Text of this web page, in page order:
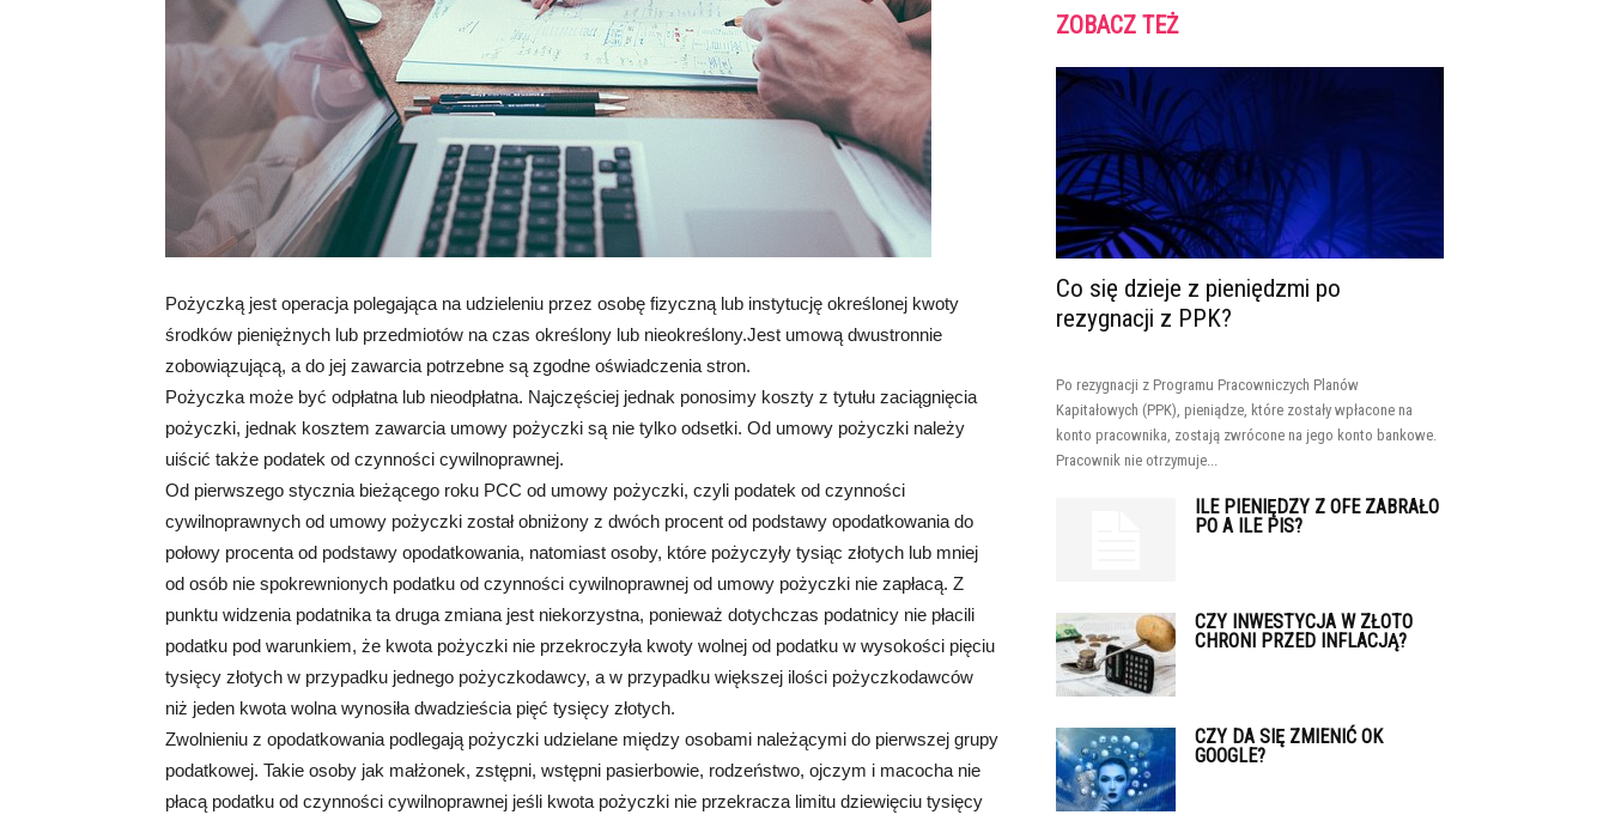
Pożyczką jest operacja polegająca na udzieleniu przez osobę fizyczną lub instytucję określonej kwoty
środków pieniężnych lub przedmiotów na czas określony lub nieokreślony.Jest umową dwustronnie
zobowiązującą, a do jej zawarcia potrzebne są zgodne oświadczenia stron.
Pożyczka może być odpłatna lub nieodpłatna. Najczęściej jednak ponosimy koszty z tytułu zaciągnięcia
pożyczki, jednak kosztem zawarcia umowy pożyczki są nie tylko odsetki. Od umowy pożyczki należy
uiścić także podatek od czynności cywilnoprawnej.
Od pierwszego stycznia bieżącego roku PCC od umowy pożyczki, czyli podatek od czynności
cywilnoprawnych od umowy pożyczki został obniżony z dwóch procent od podstawy opodatkowania do
połowy procenta od podstawy opodatkowania, natomiast osoby, które pożyczyły tysiąc złotych lub mniej
od osób nie spokrewnionych podatku od czynności cywilnoprawnej od umowy pożyczki nie zapłacą. Z
punktu widzenia podatnika ta druga zmiana jest niekorzystna, ponieważ dotychczas podatnicy nie płacili
podatku pod warunkiem, że kwota pożyczki nie przekroczyła kwoty wolnej od podatku w wysokości pięciu
tysięcy złotych w przypadku jednego pożyczkodawcy, a w przypadku większej ilości pożyczkodawców
niż jeden kwota wolna wynosiła dwadzieścia pięć tysięcy złotych.
Zwolnieniu z opodatkowania podlegają pożyczki udzielane między osobami należącymi do pierwszej grupy
podatkowej. Takie osoby jak małżonek, zstępni, wstępni pasierbowie, rodzeństwo, ojczym i macocha nie
płacą podatku od czynności cywilnoprawnej jeśli kwota pożyczki nie przekracza limitu dziewięciu tysięcy
ZOBACZ TEŻ
Co się dzieje z pieniędzmi po
rezygnacji z PPK?
Po rezygnacji z Programu Pracowniczych Planów
Kapitałowych (PPK), pieniądze, które zostały wpłacone na
konto pracownika, zostają zwrócone na jego konto bankowe.
Pracownik nie otrzymuje...
ILE PIENIĘDZY Z OFE ZABRAŁO
PO A ILE PIS?
CZY INWESTYCJA W ZŁOTO
CHRONI PRZED INFLACJĄ?
CZY DA SIĘ ZMIENIĆ OK
GOOGLE?